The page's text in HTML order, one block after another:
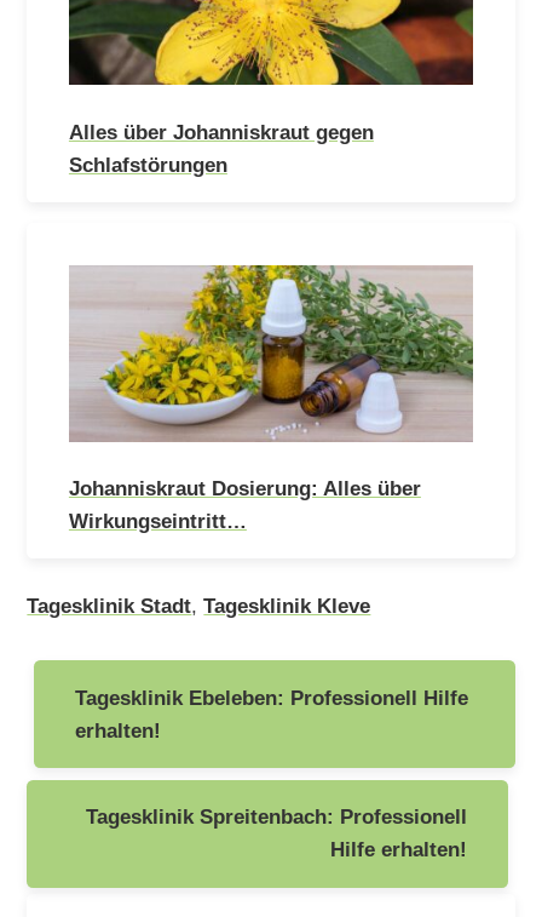
Alles über Johanniskraut gegen
Schlafstörungen
Johanniskraut Dosierung: Alles über
Wirkungseintritt…
Tagesklinik Stadt,Tagesklinik Kleve
Beitragsnavigation
Tagesklinik Ebeleben: Professionell Hilfe
erhalten!
Tagesklinik Spreitenbach: Professionell
Hilfe erhalten!